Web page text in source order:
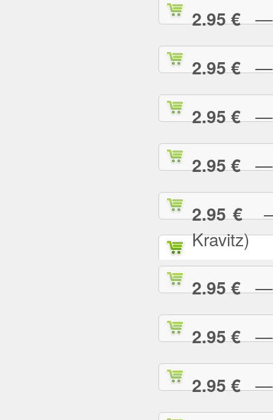
2.95 €—
2.95 €—
2.95 €—
2.95 €—
2.95 €—
Kravitz)
2.95 €—
2.95 €—
2.95 €—